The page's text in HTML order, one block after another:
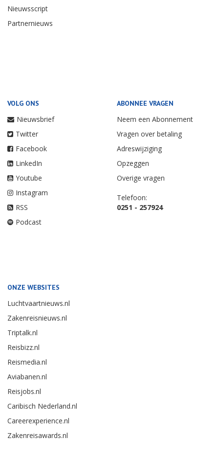
Nieuwsscript
Partnernieuws
VOLG ONS
Nieuwsbrief
Twitter
Facebook
LinkedIn
Youtube
Instagram
RSS
Podcast
ABONNEE VRAGEN
Neem een Abonnement
Vragen over betaling
Adreswijziging
Opzeggen
Overige vragen
Telefoon:
0251 - 257924
ONZE WEBSITES
Luchtvaartnieuws.nl
Zakenreisnieuws.nl
Triptalk.nl
Reisbizz.nl
Reismedia.nl
Aviabanen.nl
Reisjobs.nl
Caribisch Nederland.nl
Careerexperience.nl
Zakenreisawards.nl